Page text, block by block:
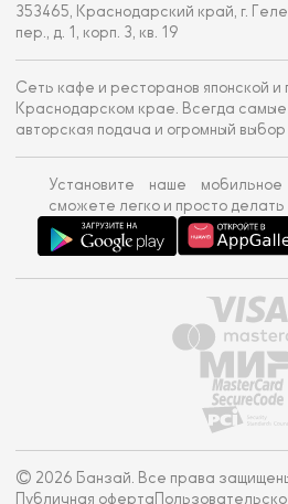
353465, Краснодарский край, г.
пер., д. 1, корп. 3, кв. 19
Сеть кафе и ресторанов японской и
Краснодарском крае. Всегда
авторская подача и огромный
Установите наше
сможете легко и просто делать
© 2026 Банзай. Все права
Публичная оферта